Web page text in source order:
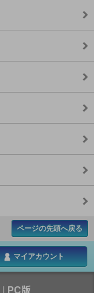
ページの先頭へ戻る
マイアカウント
PC版